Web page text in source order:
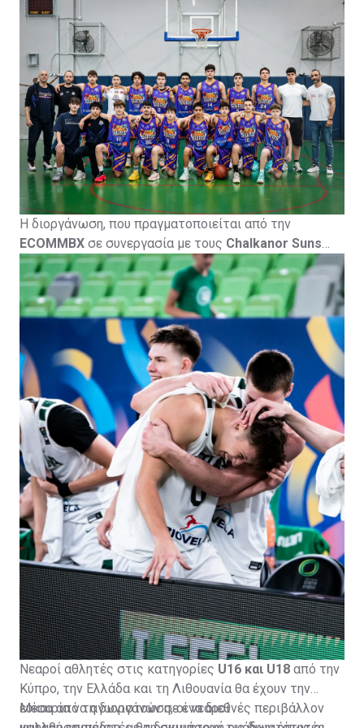
The Eternals , το οποίο θα πραγματοποιηθεί από τις
έως τις 6 Σεπτεμβρίου 2026
στο
Κίτιον Αθλητικό
, με τη συμμετοχή σημαντικών ακαδημιών
καλαθοσφαίρισης από την Κύπρο και το εξωτερικό.
Η διοργάνωση, που πραγματοποιείται από την
ECOMMBX σε συνεργασία με τους Chalkanor Suns
Basketball Academy , φιλοξενείται από τηνΠετρολίνα
ΑΕΚ Λάρνακαςκαι τελεί υπό την αιγίδα τηςΚυπριακής
Ομοσπονδίας Καλαθοσφαίρισης, με το
CyprusBasket.netως Media Partner.
Νεαροί αθλητές στις κατηγορίες U16 και U18 από την
Κύπρο, την Ελλάδα και τη Λιθουανία θα έχουν την
ευκαιρία να αγωνιστούν σε ένα διεθνές περιβάλλον
Μέσα από τη διοργάνωση, οι νεαροί